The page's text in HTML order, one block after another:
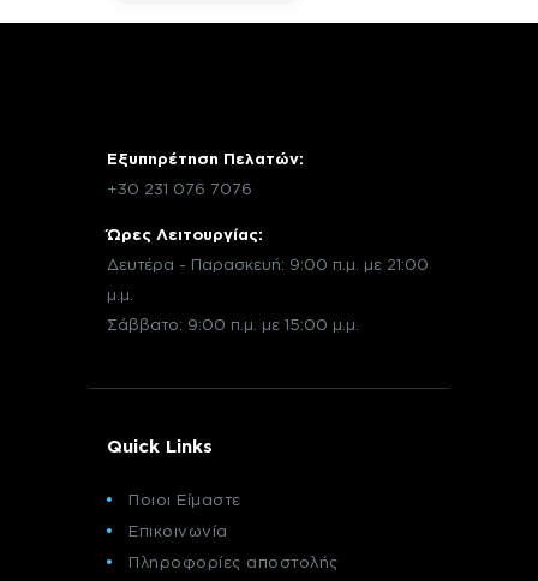
Εξυπηρέτηση Πελατών:
+30 231 076 7076
Ώρες Λειτουργίας:
Δευτέρα - Παρασκευή: 9:00 π.μ. με 21:00
μ.μ.
Σάββατο: 9:00 π.μ. με 15:00 μ.μ.
Quick Links
Ποιοι Είμαστε
Επικοινωνία
Πληροφορίες αποστολής